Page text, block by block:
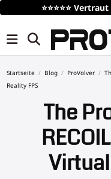
⭐⭐⭐⭐⭐ Vertraut
Startseite Blog ProVolver
Reality FPS
The